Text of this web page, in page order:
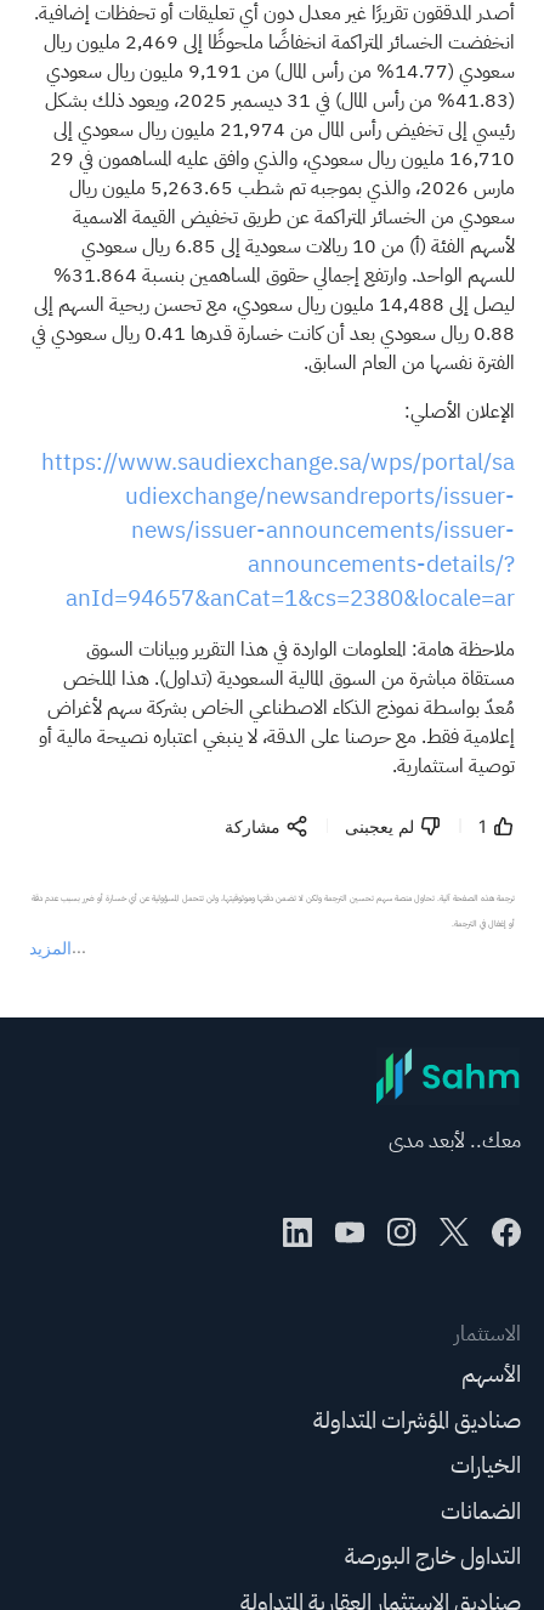
أصدر المدققون تقريرًا غير معدل دون أي تعليقات أو تحفظات إضافية.
انخفضت الخسائر المتراكمة انخفاضًا ملحوظًا إلى 2,469 مليون ريال
سعودي (14.77% من رأس المال) من 9,191 مليون ريال سعودي
(41.83% من رأس المال) في 31 ديسمبر 2025، ويعود ذلك بشكل
رئيسي إلى تخفيض رأس المال من 21,974 مليون ريال سعودي إلى
16,710 مليون ريال سعودي، والذي وافق عليه المساهمون في 29
مارس 2026، والذي بموجبه تم شطب 5,263.65 مليون ريال
سعودي من الخسائر المتراكمة عن طريق تخفيض القيمة الاسمية
لأسهم الفئة (أ) من 10 ريالات سعودية إلى 6.85 ريال سعودي
للسهم الواحد. وارتفع إجمالي حقوق المساهمين بنسبة 31.864%
ليصل إلى 14,488 مليون ريال سعودي، مع تحسن ربحية السهم إلى
0.88 ريال سعودي بعد أن كانت خسارة قدرها 0.41 ريال سعودي في
الفترة نفسها من العام السابق.
الإعلان الأصلي:
https://www.saudiexchange.sa/wps/portal/sa
udiexchange/newsandreports/issuer-
news/issuer-announcements/issuer-
announcements-details/?
anId=94657&anCat=1&cs=2380&locale=ar
ملاحظة هامة: المعلومات الواردة في هذا التقرير وبيانات السوق
مستقاة مباشرة من السوق المالية السعودية (تداول). هذا الملخص
مُعدّ بواسطة نموذج الذكاء الاصطناعي الخاص بشركة سهم لأغراض
إعلامية فقط. مع حرصنا على الدقة، لا ينبغي اعتباره نصيحة مالية أو
توصية استثمارية.
1 لم يعجبنى مشاركة
المزيد
ترجمة هذه الصفحة آلية. تحاول منصة سهم تحسين الترجمة ولكن لا تضمن دقتها وموثوقيتها، ولن تتحمل المسؤولية عن أي خسارة أو ضرر بسبب عدم دقة
أو إغفال في الترجمة.
عند الضرورة، يرجى استشارة مستشار استثمار محترف. لا تقدم منصة سهم أي مشورة استثمارية، ولا تقدم أي التزامات أو ضمانات.
معك.. لأبعد مدى
الاستثمار
الأسهم
صناديق المؤشرات المتداولة
الخيارات
الضمانات
التداول خارج البورصة
صناديق الاستثمار العقارية المتداولة